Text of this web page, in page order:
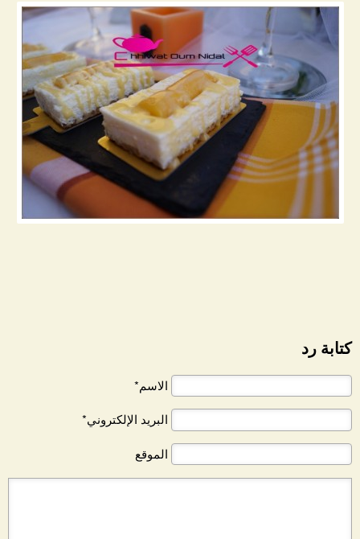
كتابة رد
الاسم*
البريد الإلكتروني*
الموقع